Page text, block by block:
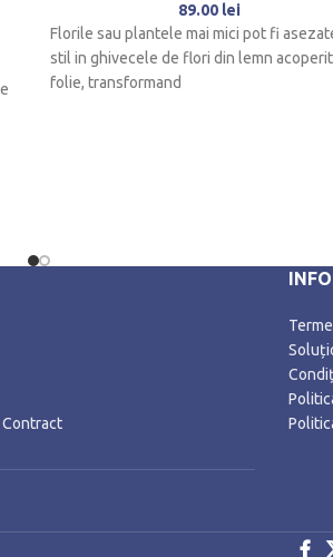
89.00 lei
Florile sau plantele mai mici pot fi
stil in ghivecele de flori din lemn
folie, transformand